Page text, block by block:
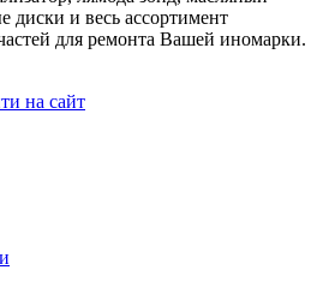
диски и весь ассортимент
для ремонта Вашей иномарки.
на сайт